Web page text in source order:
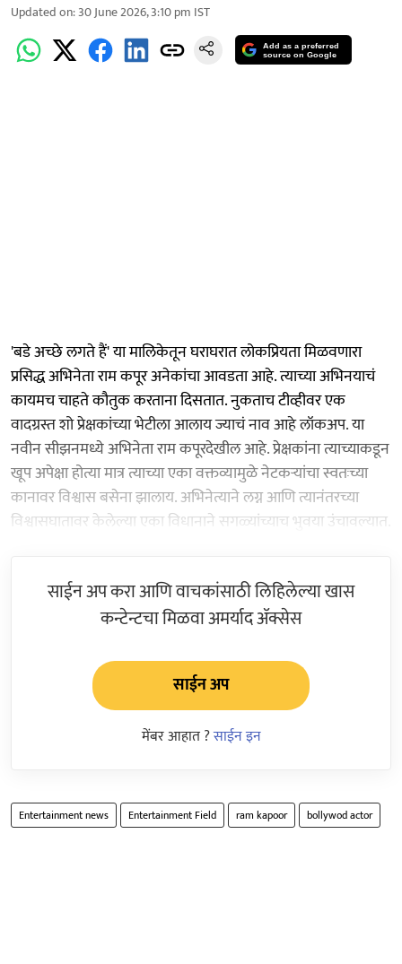
Updated on:30 June 2026, 3:10 pm IST
Add as a preferred
source on Google
'बडे अच्छे लगते हैं' या मालिकेतून घराघरात लोकप्रियता मिळवणारा
प्रसिद्ध अभिनेता राम कपूर अनेकांचा आवडता आहे. त्याच्या अभिनयाचं
कायमच चाहते कौतुक करताना दिसतात. नुकताच टीव्हीवर एक
वादग्रस्त शो प्रेक्षकांच्या भेटीला आलाय ज्याचं नाव आहे लॉकअप. या
नवीन सीझनमध्ये अभिनेता राम कपूरदेखील आहे. प्रेक्षकांना त्याच्याकडून
खूप अपेक्षा होत्या मात्र त्याच्या एका वक्तव्यामुळे नेटकऱ्यांचा स्वतःच्या
कानावर विश्वास बसेना झालाय. अभिनेत्याने लग्न आणि त्यानंतरच्या
विश्वासघातावर केलेल्या एका विधानाने सगळ्यांच्याच भुवया उंचावल्यात.
साईन अप करा आणि वाचकांसाठी लिहिलेल्या खास
कन्टेन्टचा मिळवा अमर्याद ॲक्सेस
साईन अप
मेंबर आहात ?साईन इन
Entertainment news Entertainment Field ram kapoor bollywod actor